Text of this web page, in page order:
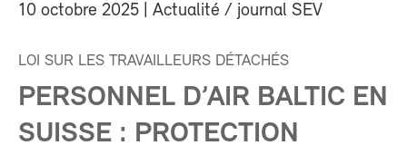
10 octobre 2025 | Actualité / journal SEV
LOI SUR LES TRAVAILLEURS DÉTACHÉS
PERSONNEL D’AIR BALTIC EN
SUISSE : PROTECTION